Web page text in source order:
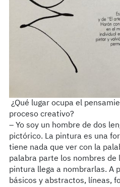
¿Qué lugar ocupa el
proceso creativo?
– Yo soy un hombre de dos
pictórico. La pintura es una
tiene nada que ver con la
palabra parte los nombres de
pintura llega a nombrarlas. A
básicos y abstractos, líneas,